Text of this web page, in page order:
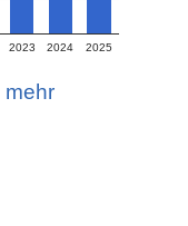
2023 2024 2025
mehr